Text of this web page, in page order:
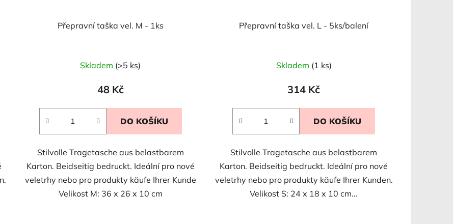
Přepravní taška vel. M - 1ks
Skladem (>5 ks)
48 Kč
DO KOŠÍKU
Stilvolle Tragetasche aus belastbarem
Karton. Beidseitig bedruckt. Ideální pro nové
veletrhy nebo pro produkty käufe Ihrer Kunde
Velikost M: 36 x 26 x 10 cm
Přepravní taška vel. L - 5ks/balení
Skladem (1 ks)
314 Kč
DO KOŠÍKU
Stilvolle Tragetasche aus belastbarem
Karton. Beidseitig bedruckt. Ideální pro nové
veletrhy nebo pro produkty käufe Ihrer Kunden.
Velikost S: 24 x 18 x 10 cm...